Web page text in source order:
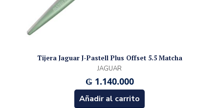
Tijera Jaguar J-Pastell Plus Offset 5.5 Matcha
JAGUAR
₲1.140.000
Añadir al carrito